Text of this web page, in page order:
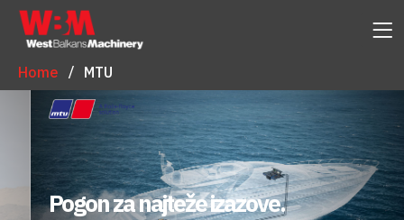
Home MTU
Pogon za najteže izazove.